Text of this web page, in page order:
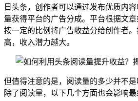
日头条，创作者可以通过发布优质内
量获得平台的广告分成。平台根据文章
按一定的比例将广告收益分给创作者
高，收入潜力越大。
但值得注意的是，阅读量的多少并不是
除了阅读量，以下几个方面也会影响最